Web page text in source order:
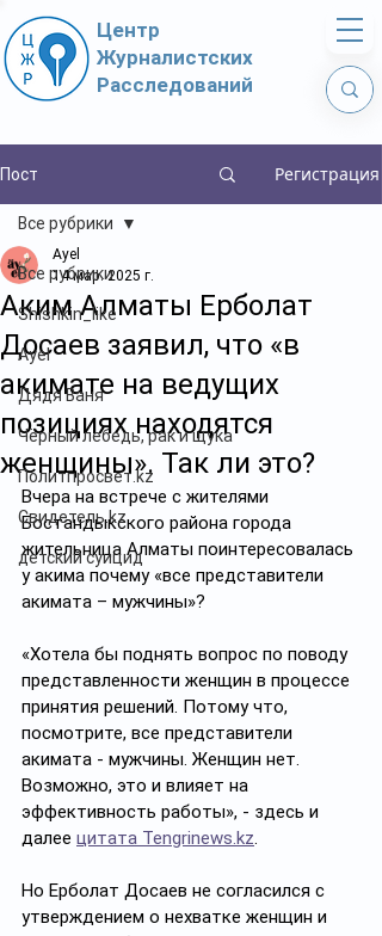
Центр
Журналистских
Расследований
Пост Регистрация
Все рубрики
Shishkin_like
Ayel
Дядя Ваня
Чёрный лебедь, рак и щука
Политпросвет.kz
Свидетель.kz
детский суицид
Все рубрики
Аким Алматы Ерболат
Досаев заявил, что «в
акимате на ведущих
позициях находятся
женщины». Так ли это?
Ayel
14 мар. 2025 г.
Вчера на встрече с жителями
Бостандыкского района города
жительница Алматы поинтересовалась
у акима почему «все представители
акимата – мужчины»?
«Хотела бы поднять вопрос по поводу
представленности женщин в процессе
принятия решений. Потому что,
посмотрите, все представители
акимата - мужчины. Женщин нет.
Возможно, это и влияет на
эффективность работы», - здесь и
далее цитата Tengrinews.kz.
Но Ерболат Досаев не согласился с
утверждением о нехватке женщин и